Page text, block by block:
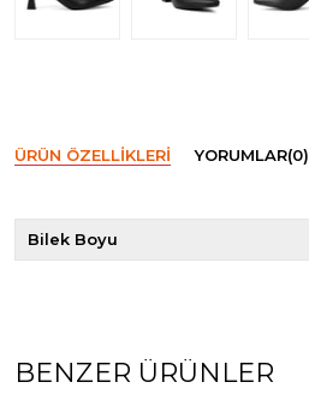
ÜRÜN ÖZELLIKLERI YORUMLAR(0)
Bilek Boyu
BENZER ÜRÜNLER